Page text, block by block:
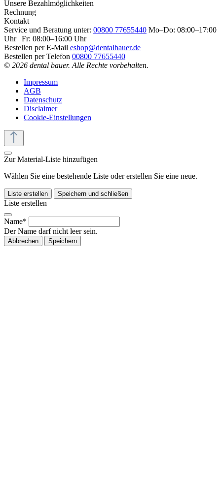
Unsere Bezahlmöglichkeiten
Rechnung
Kontakt
Service und Beratung unter: 00800 77655440 Mo–Do: 08:00–17:00
Uhr | Fr: 08:00–16:00 Uhr
Bestellen per E-Mail eshop@dentalbauer.de
Bestellen per Telefon 00800 77655440
© 2026 dental bauer. Alle Rechte vorbehalten.
Impressum
AGB
Datenschutz
Disclaimer
Cookie-Einstellungen
Zur Material-Liste hinzufügen
Wählen Sie eine bestehende Liste oder erstellen Sie eine neue.
Liste erstellen Speichern und schließen
Liste erstellen
Name*
Der Name darf nicht leer sein.
Abbrechen Speichern